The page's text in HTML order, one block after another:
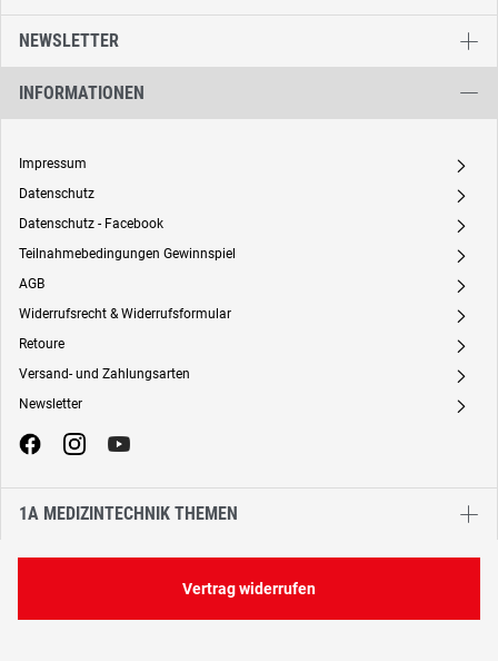
NEWSLETTER
INFORMATIONEN
Impressum A
Datenschutz A
Datenschutz - Facebook A
Teilnahmebedingungen Gewinnspiel A
AGB A
Widerrufsrecht & Widerrufsformular A
Retoure A
Versand- und Zahlungsarten A
Newsletter A
1A MEDIZINTECHNIK THEMEN
Vertrag widerrufen